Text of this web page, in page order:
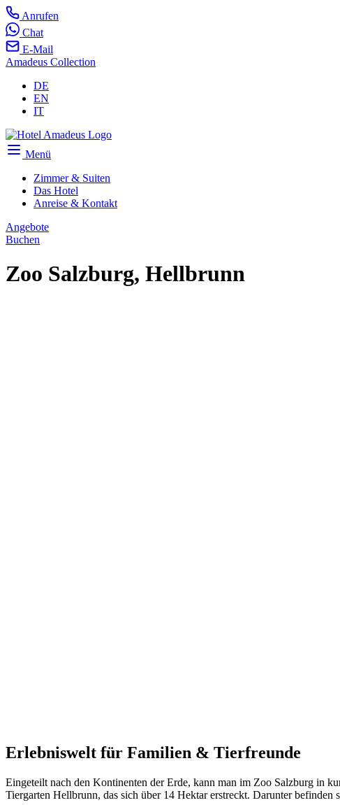
Anrufen
Chat
E-Mail
Amadeus Collection
DE
EN
IT
Menü
Zimmer & Suiten
Das Hotel
Anreise & Kontakt
Angebote
Buchen
Zoo Salzburg, Hellbrunn
Erlebniswelt für Familien & Tierfreunde
Eingeteilt nach den Kontinenten der Erde, kann man im Zoo Salzburg in
Tiergarten Hellbrunn, das sich über 14 Hektar erstreckt. Darunter befinden